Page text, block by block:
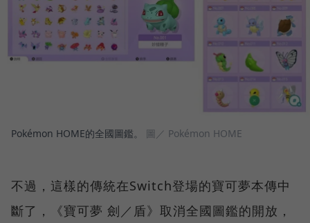
Pokémon HOME的全國圖鑑。 圖／ Pokémon HOME
不過，這樣的傳統在Switch登場的寶可夢本傳中
斷了，《寶可夢 劍／盾》取消全國圖鑑的開放，